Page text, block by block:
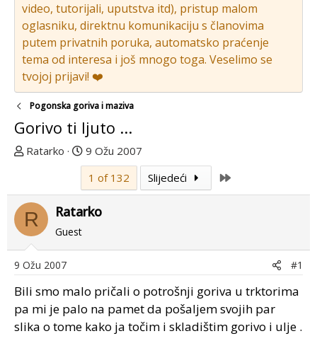
video, tutorijali, uputstva itd), pristup malom
oglasniku, direktnu komunikaciju s članovima
putem privatnih poruka, automatsko praćenje
tema od interesa i još mnogo toga. Veselimo se
tvojoj prijavi! ❤️
Pogonska goriva i maziva
Gorivo ti ljuto ...
T
u
p
o
r
e
n
u
o
Ratarko
D
a
u
m
o
g
p
o
9 Ožu 2007
1 of 132
Slijedeći
R Ratarko
Guest
9 Ožu 2007 #1
Bili smo malo pričali o potrošnji goriva u trktorima
pa mi je palo na pamet da pošaljem svojih par
slika o tome kako ja točim i skladištim gorivo i ulje .